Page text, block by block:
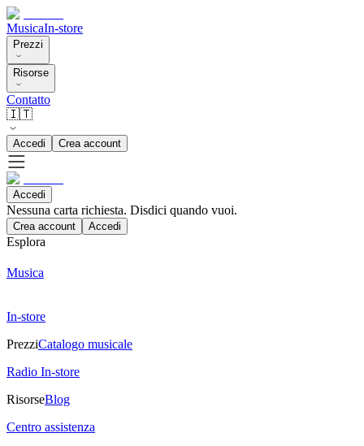
MusicaIn-store
Prezzi
Risorse
Contatto
🇮🇹
Accedi Crea account
Accedi
Nessuna carta richiesta. Disdici quando vuoi.
Crea account Accedi
Esplora
Musica
In-store
PrezziCatalogo musicale
Radio In-store
RisorseBlog
Centro assistenza